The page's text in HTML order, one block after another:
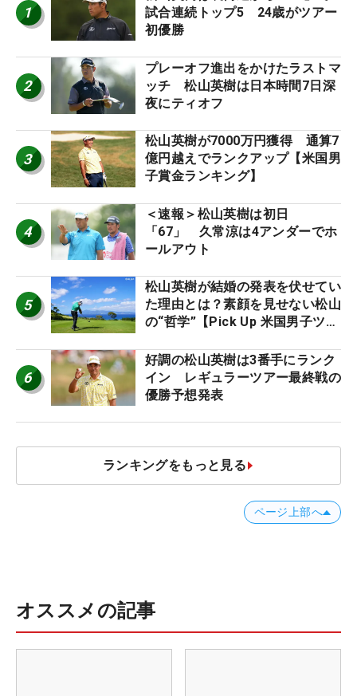
1
試合連続トップ5 24歳がツアー
初優勝
2
プレーオフ進出をかけたラストマ
ッチ 松山英樹は日本時間7日深
夜にティオフ
3
松山英樹が7000万円獲得 通算7
億円越えでランクアップ【米国男
子賞金ランキング】
4
＜速報＞松山英樹は初日
「67」 久常涼は4アンダーでホ
ールアウト
5
松山英樹が結婚の発表を伏せてい
た理由とは？素顔を見せない松山
の“哲学”【Pick Up 米国男子ツア
6
好調の松山英樹は3番手にランク
イン レギュラーツアー最終戦の
優勝予想発表
ランキングをもっと見る
ページ上部へ
オススメの記事